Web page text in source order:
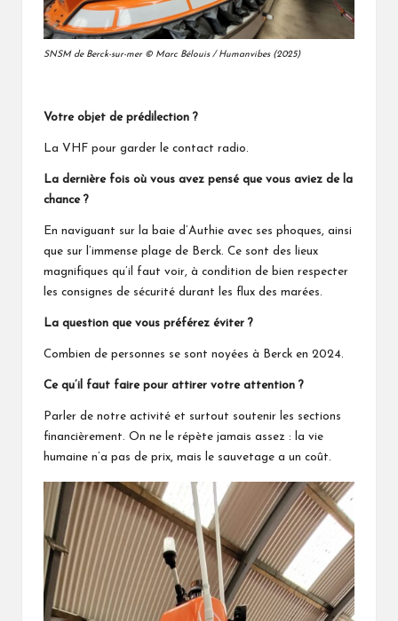
SNSM de Berck-sur-mer © Marc Bélouis / Humanvibes (2025)
Votre objet de prédilection ?
La VHF pour garder le contact radio.
La dernière fois où vous avez pensé que vous aviez de la
chance ?
En naviguant sur la baie d’Authie avec ses phoques, ainsi
que sur l’immense plage de Berck. Ce sont des lieux
magnifiques qu’il faut voir, à condition de bien respecter
les consignes de sécurité durant les flux des marées.
La question que vous préférez éviter ?
Combien de personnes se sont noyées à Berck en 2024.
Ce qu’il faut faire pour attirer votre attention ?
Parler de notre activité et surtout soutenir les sections
financièrement. On ne le répète jamais assez : la vie
humaine n’a pas de prix, mais le sauvetage a un coût.